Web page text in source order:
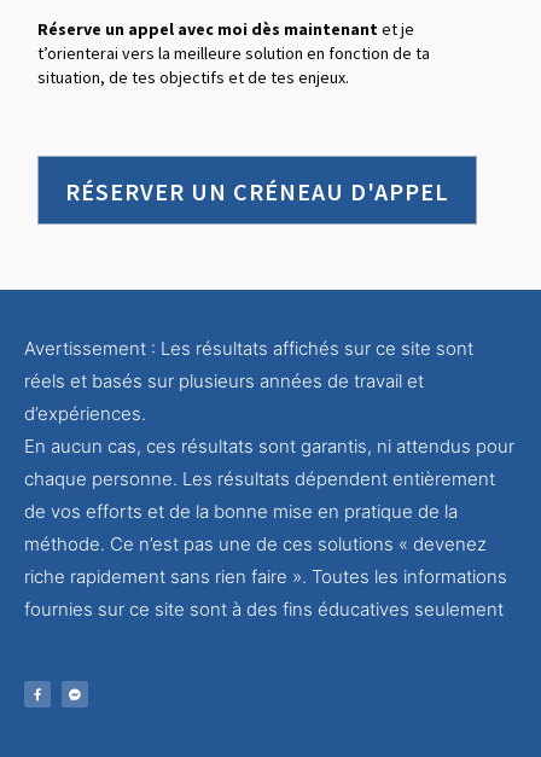
Réserve un appel avec moi dès maintenantet je
t’orienterai vers la meilleure solution en fonction de ta
situation, de tes objectifs et de tes enjeux.
RÉSERVER UN CRÉNEAU D'APPEL
Avertissement : Les résultats affichés sur ce site sont
réels et basés sur plusieurs années de travail et
d’expériences.
En aucun cas, ces résultats sont garantis, ni attendus pour
chaque personne. Les résultats dépendent entièrement
de vos efforts et de la bonne mise en pratique de la
méthode. Ce n’est pas une de ces solutions « devenez
riche rapidement sans rien faire ». Toutes les informations
fournies sur ce site sont à des fins éducatives seulement